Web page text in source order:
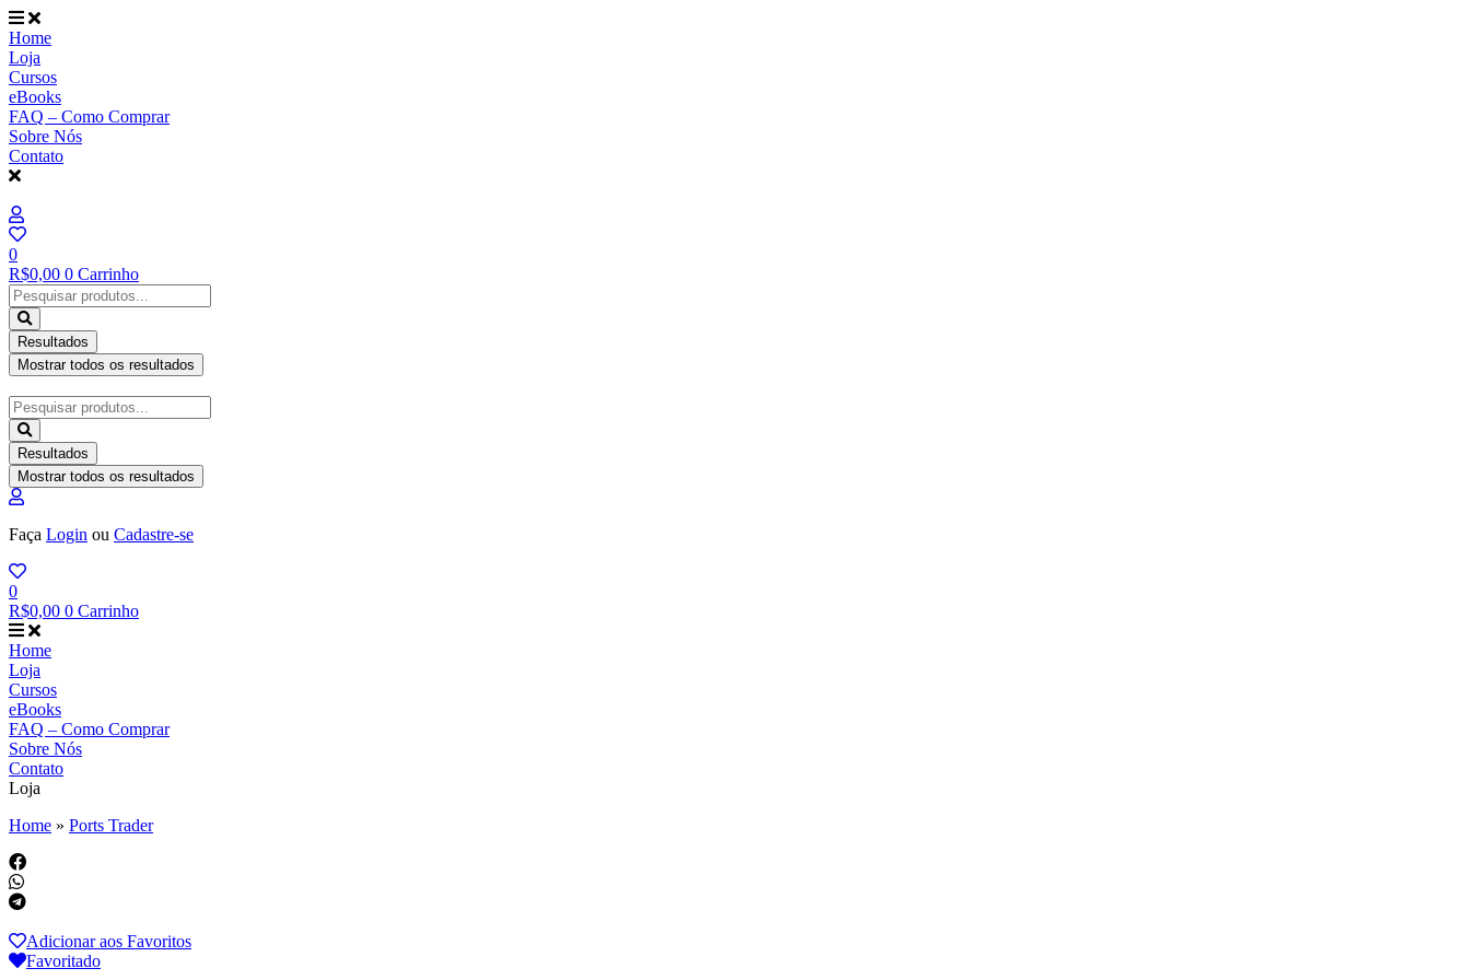
Ir
para
o
conteúdo
Home
Loja
Cursos
eBooks
FAQ – Como Comprar
Sobre Nós
Contato
0
R$0,00 0 Carrinho
Pesquisar
...
Resultados
Mostrar todos os resultados
Pesquisar
...
Resultados
Mostrar todos os resultados
Faça Login ou Cadastre-se
0
R$0,00 0 Carrinho
Home
Loja
Cursos
eBooks
FAQ – Como Comprar
Sobre Nós
Contato
Loja
Home » Ports Trader
Adicionar aos Favoritos
Favoritado